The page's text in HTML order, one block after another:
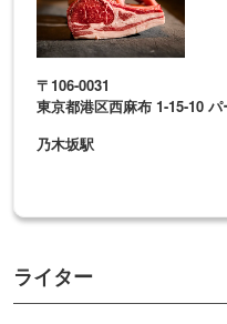
〒106-0031
東京都港区西麻布 1-15-10
乃木坂駅
ライター